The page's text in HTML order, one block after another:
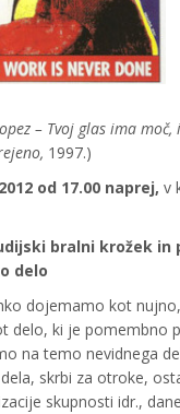
– Tvoj glas ima moč,
1997.)
od 17.00 naprej, v
bralni krožek in
delo
dojemamo kot
delo, ki je pomembno
na temo nevidnega
skrbi za otroke,
skupnosti idr.,